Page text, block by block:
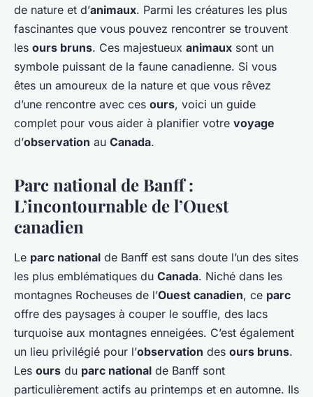
au Canada?
Rayan•9 septembre 2024•4 min de lecture
de nature et d’animaux. Parmi les créatures les plus
fascinantes que vous pouvez rencontrer se trouvent
les ours bruns. Ces majestueux animaux sont un
symbole puissant de la faune canadienne. Si vous
êtes un amoureux de la nature et que vous rêvez
d’une rencontre avec ces ours, voici un guide
complet pour vous aider à planifier votre voyage
d’observation au Canada.
Parc national de Banff :
L’incontournable de l’Ouest
canadien
Le parc national de Banff est sans doute l’un des sites
les plus emblématiques du Canada. Niché dans les
montagnes Rocheuses de l’Ouest canadien, ce parc
offre des paysages à couper le souffle, des lacs
turquoise aux montagnes enneigées. C’est également
un lieu privilégié pour l’observation des ours bruns.
Les ours du parc national de Banff sont
particulièrement actifs au printemps et en automne. Ils